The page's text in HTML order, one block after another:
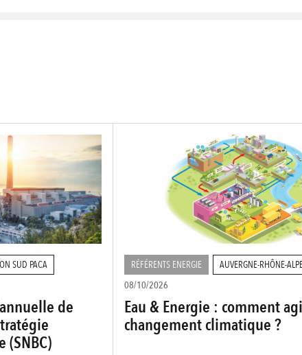
SUD PACA
de
(SNBC)
RÉFÉRENTS ENERGIE
AUVERGNE-RHÔNE-
08/10/2026
Eau & Energie : comment
changement climatique ?